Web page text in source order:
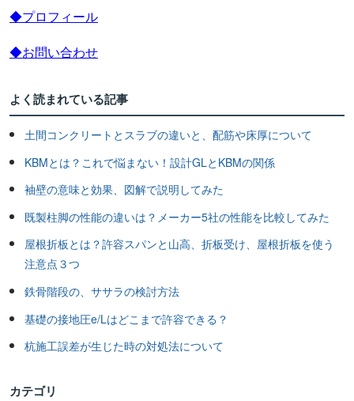
◆プロフィール
◆お問い合わせ
よく読まれている記事
土間コンクリートとスラブの違いと、配筋や床厚について
KBMとは？これで悩まない！設計GLとKBMの関係
袖壁の意味と効果、図解で説明してみた
既製柱脚の性能の違いは？メーカー5社の性能を比較してみた
屋根折板とは？許容スパンと山高、折板受け、屋根折板を使う
注意点３つ
鉄骨階段の、ササラの検討方法
基礎の接地圧e/Lはどこまで許容できる？
杭施工誤差が生じた時の対処法について
カテゴリ